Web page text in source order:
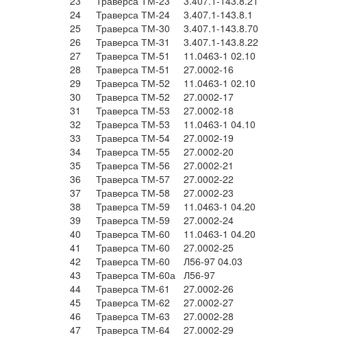
24
Траверса ТМ-24
3.407.1-143.8.1
25
Траверса ТМ-30
3.407.1-143.8.70
26
Траверса ТМ-31
3.407.1-143.8.22
27
Траверса ТМ-51
11.0463-1 02.10
28
Траверса ТМ-51
27.0002-16
29
Траверса ТМ-52
11.0463-1 02.10
30
Траверса ТМ-52
27.0002-17
31
Траверса ТМ-53
27.0002-18
32
Траверса ТМ-53
11.0463-1 04.10
33
Траверса ТМ-54
27.0002-19
34
Траверса ТМ-55
27.0002-20
35
Траверса ТМ-56
27.0002-21
36
Траверса ТМ-57
27.0002-22
37
Траверса ТМ-58
27.0002-23
38
Траверса ТМ-59
11.0463-1 04.20
39
Траверса ТМ-59
27.0002-24
40
Траверса ТМ-60
11.0463-1 04.20
41
Траверса ТМ-60
27.0002-25
42
Траверса ТМ-60
Л56-97 04.03
43
Траверса ТМ-60а Л56-97
44
Траверса ТМ-61
27.0002-26
45
Траверса ТМ-62
27.0002-27
46
Траверса ТМ-63
27.0002-28
47
Траверса ТМ-64
27.0002-29